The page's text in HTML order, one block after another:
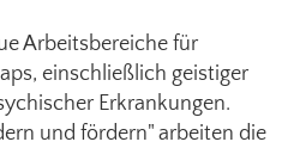
Arbeitsbereiche für
einschließlich geistiger
Erkrankungen.
und fördern" arbeiten die